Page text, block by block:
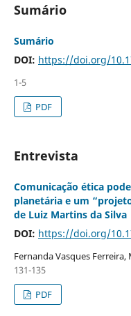
Sumário
Sumário
DOI: https://doi.org/
1-5
PDF
Entrevista
Comunicação ética
planetária e um
de Luiz Martins da Silva
DOI: https://doi.org/
Fernanda Vasques Ferreira,
131-135
PDF